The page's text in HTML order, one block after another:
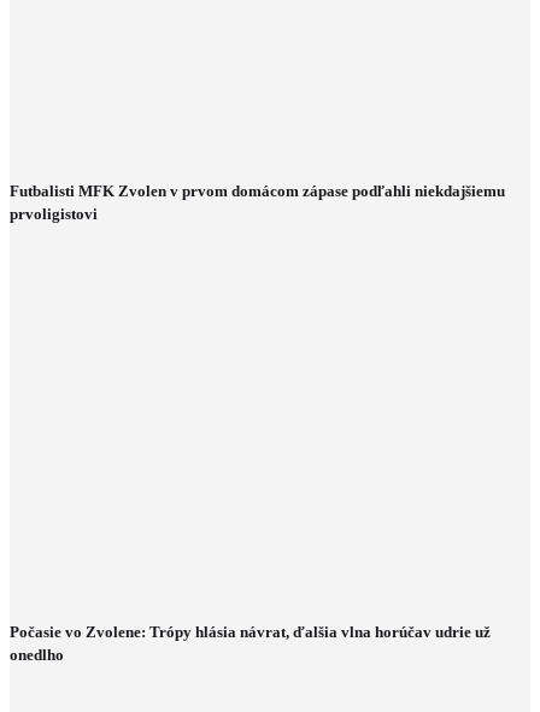
Futbalisti MFK Zvolen v prvom domácom zápase podľahli niekdajšiemu
prvoligistovi
Počasie vo Zvolene: Trópy hlásia návrat, ďalšia vlna horúčav udrie už
onedlho